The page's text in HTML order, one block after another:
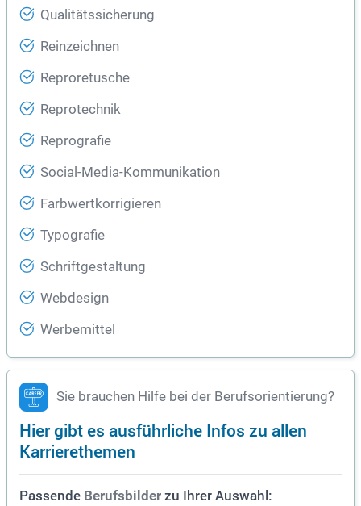
Qualitätssicherung
Reinzeichnen
Reproretusche
Reprotechnik
Reprografie
Social-Media-Kommunikation
Farbwertkorrigieren
Typografie
Schriftgestaltung
Webdesign
Werbemittel
Sie brauchen Hilfe bei der Berufsorientierung?
Hier gibt es ausführliche Infos zu allen
Karrierethemen
Passende Berufsbilder zu Ihrer Auswahl: